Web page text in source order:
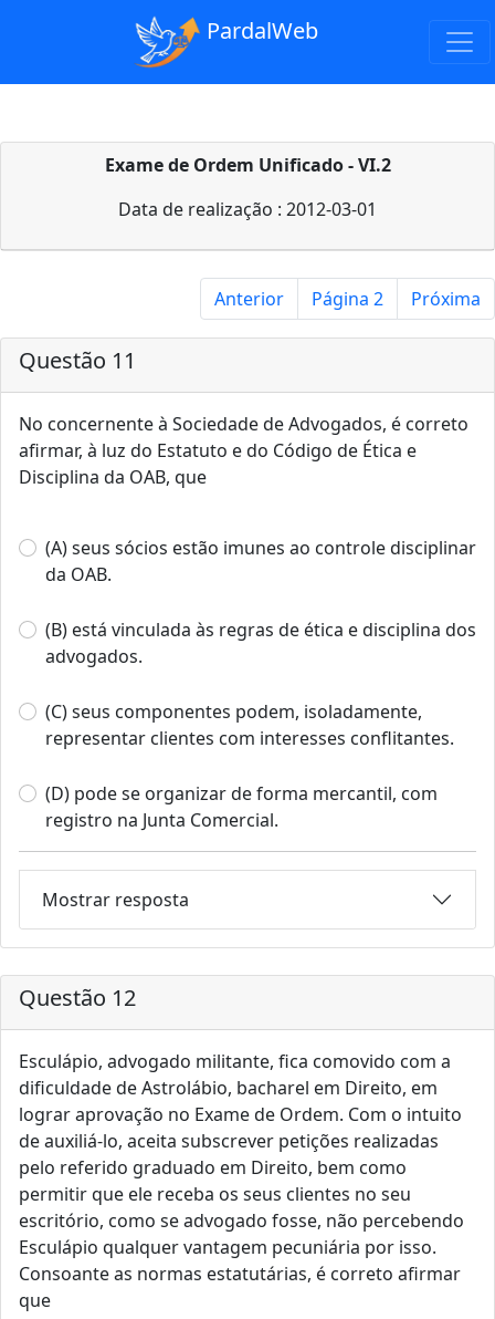
PardalWeb
Exame de Ordem Unificado - VI.2
Data de realização : 2012-03-01
Anterior Página 2 Próxima
Questão 11
No concernente à Sociedade de Advogados, é correto
afirmar, à luz do Estatuto e do Código de Ética e
Disciplina da OAB, que
(A) seus sócios estão imunes ao controle disciplinar
da OAB.
(B) está vinculada às regras de ética e disciplina dos
advogados.
(C) seus componentes podem, isoladamente,
representar clientes com interesses conflitantes.
(D) pode se organizar de forma mercantil, com
registro na Junta Comercial.
Mostrar resposta
Questão 12
Esculápio, advogado militante, fica comovido com a
dificuldade de Astrolábio, bacharel em Direito, em
lograr aprovação no Exame de Ordem. Com o intuito
de auxiliá-lo, aceita subscrever petições realizadas
pelo referido graduado em Direito, bem como
permitir que ele receba os seus clientes no seu
escritório, como se advogado fosse, não percebendo
Esculápio qualquer vantagem pecuniária por isso.
Consoante as normas estatutárias, é correto afirmar
que